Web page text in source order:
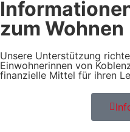
zum Wohnen
Unsere Unterstützung
Einwohnerinnen von
finanzielle Mittel für ihren